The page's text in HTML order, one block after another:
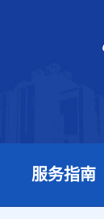
服务指南